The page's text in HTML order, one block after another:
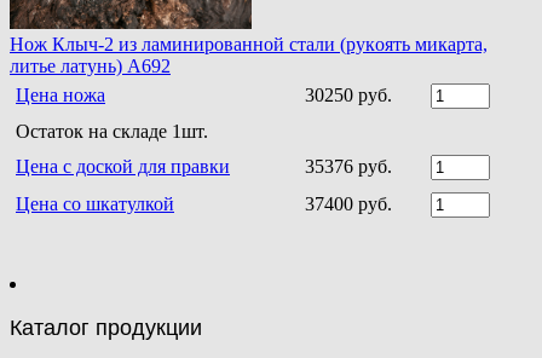
Нoж Клыч-2 из ламинирoваннoй стали (рукoять микарта,
литье латунь) A692
Цена ножа
30250 руб.
Остаток на складе 1шт.
Цена с доской для правки
35376 руб.
Цена со шкатулкой
37400 руб.
Каталог продукции